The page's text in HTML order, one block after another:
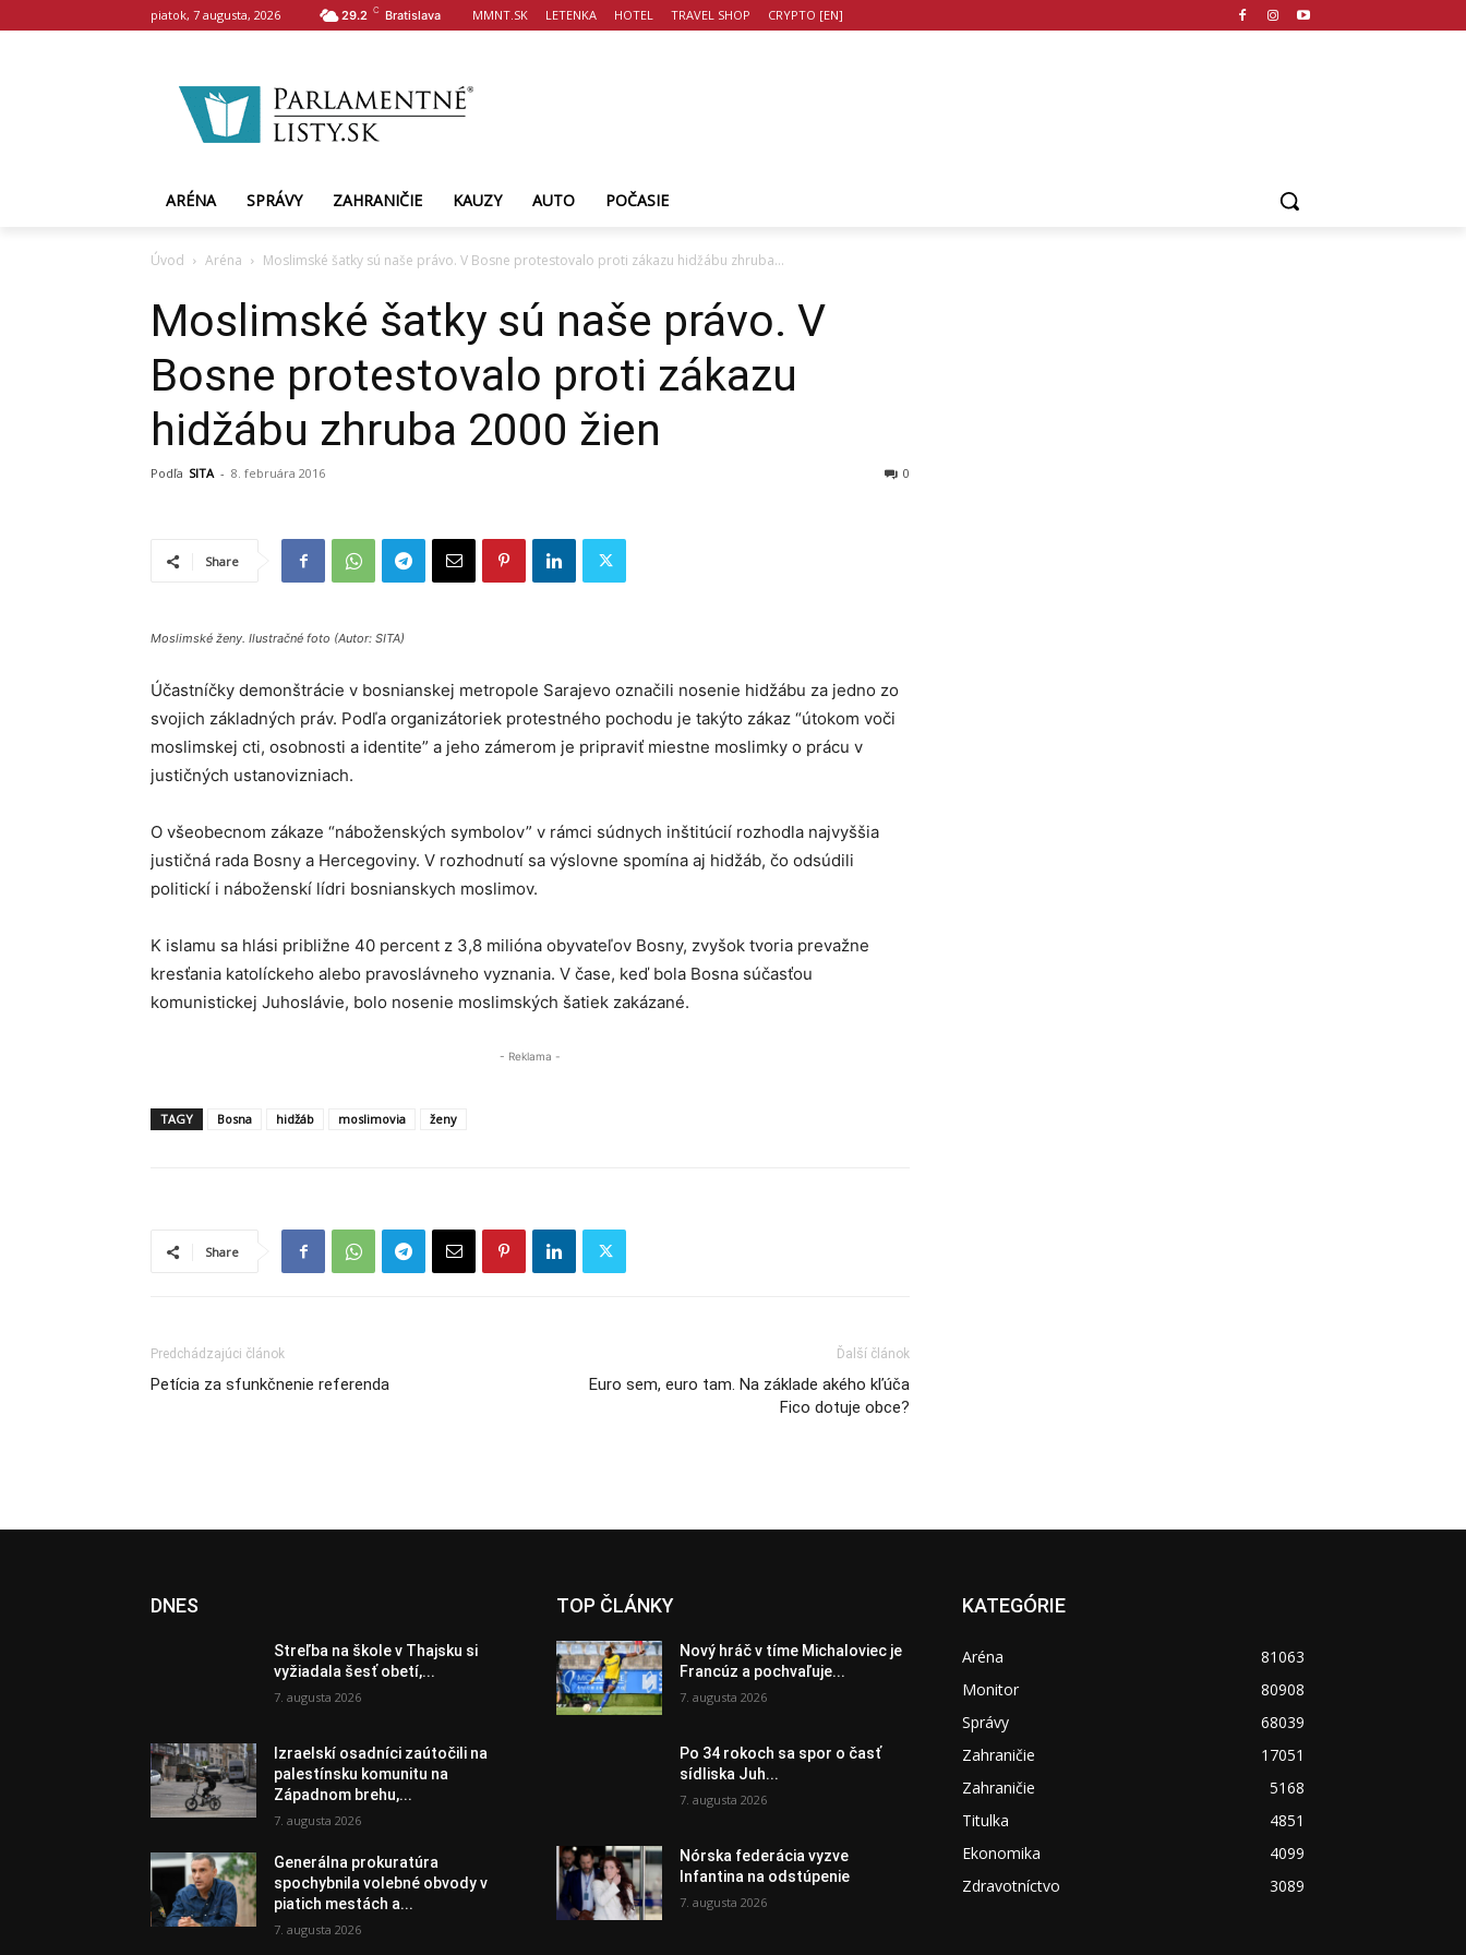
piatok, 7 augusta, 2026 29.2 C Bratislava MMNT.SK LETENKA HOTEL TRAVEL SHOP CRYPTO [EN]
ARÉNA SPRÁVY ZAHRANIČIE KAUZY AUTO POČASIE
Úvod Aréna Moslimské šatky sú naše právo. V Bosne protestovalo proti zákazu hidžábu zhruba...
Moslimské šatky sú naše právo. V
Bosne protestovalo proti zákazu
hidžábu zhruba 2000 žien
Podľa SITA - 8. februára 2016 0
Share
Moslimské ženy. Ilustračné foto (Autor: SITA)
Účastníčky demonštrácie v bosnianskej metropole Sarajevo označili nosenie hidžábu za jedno zo
svojich základných práv. Podľa organizátoriek protestného pochodu je takýto zákaz “útokom voči
moslimskej cti, osobnosti a identite” a jeho zámerom je pripraviť miestne moslimky o prácu v
justičných ustanovizniach.
O všeobecnom zákaze “náboženských symbolov” v rámci súdnych inštitúcií rozhodla najvyššia
justičná rada Bosny a Hercegoviny. V rozhodnutí sa výslovne spomína aj hidžáb, čo odsúdili
politickí i náboženskí lídri bosnianskych moslimov.
K islamu sa hlási približne 40 percent z 3,8 milióna obyvateľov Bosny, zvyšok tvoria prevažne
kresťania katolíckeho alebo pravoslávneho vyznania. V čase, keď bola Bosna súčasťou
komunistickej Juhoslávie, bolo nosenie moslimských šatiek zakázané.
- Reklama -
TAGY Bosna hidžáb moslimovia ženy
Share
Predchádzajúci článok
Petícia za sfunkčnenie referenda
Ďalší článok
Euro sem, euro tam. Na základe akého kľúča
Fico dotuje obce?
DNES
Streľba na škole v Thajsku si
vyžiadala šesť obetí,...
7. augusta 2026
Izraelskí osadníci zaútočili na
palestínsku komunitu na
Západnom brehu,...
7. augusta 2026
Generálna prokuratúra
spochybnila volebné obvody v
piatich mestách a...
7. augusta 2026
TOP ČLÁNKY
Nový hráč v tíme Michaloviec je
Francúz a pochvaľuje...
7. augusta 2026
Po 34 rokoch sa spor o časť
sídliska Juh...
7. augusta 2026
Nórska federácia vyzve
Infantina na odstúpenie
7. augusta 2026
KATEGÓRIE
Aréna
81063
Monitor
80908
Správy
68039
Zahraničie
17051
Zahraničie
5168
Titulka
4851
Ekonomika
4099
Zdravotníctvo
3089